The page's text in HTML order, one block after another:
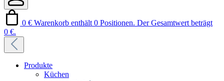
0 € Warenkorb enthält 0 Positionen. Der Gesamtwert beträgt
0 €.
Produkte
Küchen